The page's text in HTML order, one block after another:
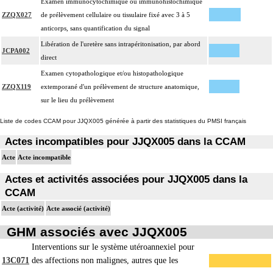
ZZQX027
de prélèvement cellulaire ou tissulaire fixé avec 3 à 5
anticorps, sans quantification du signal
JCPA002
Libération de l'uretère sans intrapéritonisation, par abord
direct
ZZQX119
Examen cytopathologique et/ou histopathologique
extemporané d'un prélèvement de structure anatomique,
sur le lieu du prélèvement
Liste de codes CCAM pour JJQX005 générée à partir des statistiques du PMSI français
Actes incompatibles pour JJQX005 dans la CCAM
Acte Acte incompatible
Actes et activités associées pour JJQX005 dans la
CCAM
Acte (activité) Acte associé (activité)
GHM associés avec JJQX005
13C071
Interventions sur le système utéroannexiel pour
des affections non malignes, autres que les